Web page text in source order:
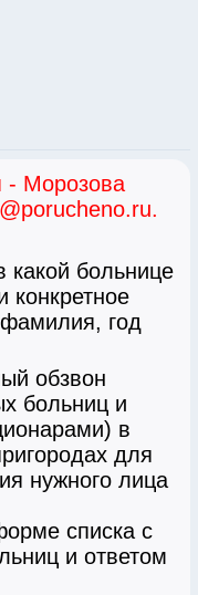
- Морозова
какой больнице
конкретное
год
обзвон
больниц и
в
для
нужного лица
списка с
и ответом